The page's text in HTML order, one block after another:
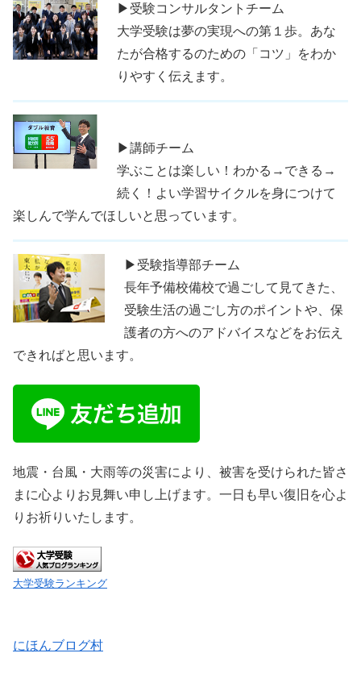
▶受験コンサルタントチーム
大学受験は夢の実現への第１歩。あな
たが合格するのための「コツ」をわか
りやすく伝えます。
▶講師チーム
学ぶことは楽しい！わかる→できる→
続く！よい学習サイクルを身につけて
楽しんで学んでほしいと思っています。
▶受験指導部チーム
長年予備校備校で過ごして見てきた、
受験生活の過ごし方のポイントや、保
護者の方へのアドバイスなどをお伝え
できればと思います。
地震・台風・大雨等の災害により、被害を受けられた皆さ
まに心よりお見舞い申し上げます。一日も早い復旧を心よ
りお祈りいたします。
大学受験ランキング
にほんブログ村